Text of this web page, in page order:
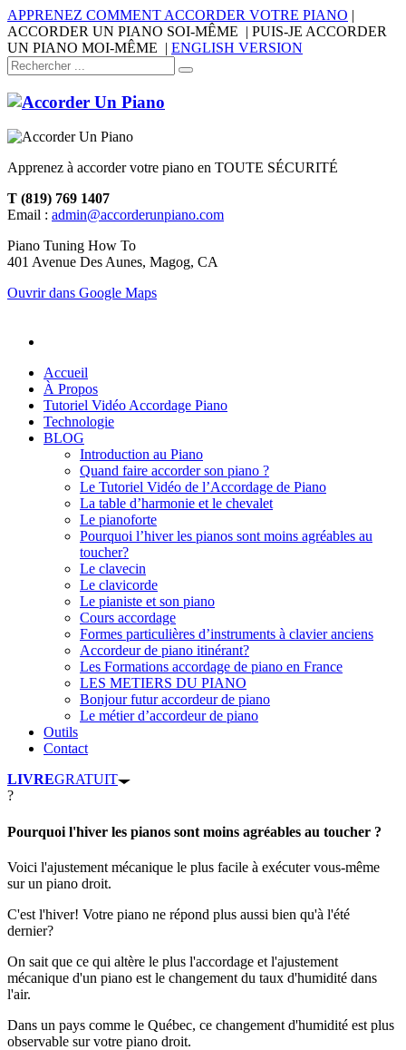
APPRENEZ COMMENT ACCORDER VOTRE PIANO |
ACCORDER UN PIANO SOI-MÊME | PUIS-JE ACCORDER
UN PIANO MOI-MÊME | ENGLISH VERSION
Apprenez à accorder votre piano en TOUTE SÉCURITÉ
T (819) 769 1407
Email : admin@accorderunpiano.com
Piano Tuning How To
401 Avenue Des Aunes, Magog, CA
Ouvrir dans Google Maps
Accueil
À Propos
Tutoriel Vidéo Accordage Piano
Technologie
BLOG
Introduction au Piano
Quand faire accorder son piano ?
Le Tutoriel Vidéo de l’Accordage de Piano
La table d’harmonie et le chevalet
Le pianoforte
Pourquoi l’hiver les pianos sont moins agréables au
toucher?
Le clavecin
Le clavicorde
Le pianiste et son piano
Cours accordage
Formes particulières d’instruments à clavier anciens
Accordeur de piano itinérant?
Les Formations accordage de piano en France
LES METIERS DU PIANO
Bonjour futur accordeur de piano
Le métier d’accordeur de piano
Outils
Contact
LIVREGRATUIT
?
Pourquoi l'hiver les pianos sont moins agréables au toucher ?
Voici l'ajustement mécanique le plus facile à exécuter vous-même
sur un piano droit.
C'est l'hiver! Votre piano ne répond plus aussi bien qu'à l'été
dernier?
On sait que ce qui altère le plus l'accordage et l'ajustement
mécanique d'un piano est le changement du taux d'humidité dans
l'air.
Dans un pays comme le Québec, ce changement d'humidité est plus
observable sur votre piano droit.